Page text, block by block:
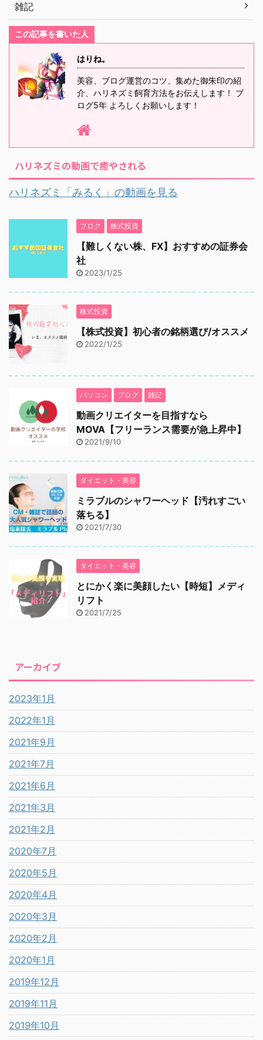
雑記
この記事を書いた人
はりね。
美容、ブログ運営のコツ、集めた御朱印の紹
介、ハリネズミ飼育方法をお伝えします！ ブ
ログ5年 よろしくお願いします！
ハリネズミの動画で癒やされる
ハリネズミ「みるく」の動画を見る
ブログ 株式投資
【難しくない株、FX】おすすめの証券会
社
2023/1/25
株式投資
【株式投資】初心者の銘柄選び/オススメ
2022/1/25
パソコン ブログ 雑記
動画クリエイターを目指すなら
MOVA【フリーランス需要が急上昇中】
2021/9/10
ダイエット・美容
ミラブルのシャワーヘッド【汚れすごい
落ちる】
2021/7/30
ダイエット・美容
とにかく楽に美顔したい【時短】メディ
リフト
2021/7/25
アーカイブ
2023年1月
2022年1月
2021年9月
2021年7月
2021年6月
2021年3月
2021年2月
2020年7月
2020年5月
2020年4月
2020年3月
2020年2月
2020年1月
2019年12月
2019年11月
2019年10月